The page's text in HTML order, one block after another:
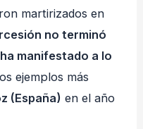
martirizados en
no terminó
manifestado a lo
ejemplos más
(España) en el año